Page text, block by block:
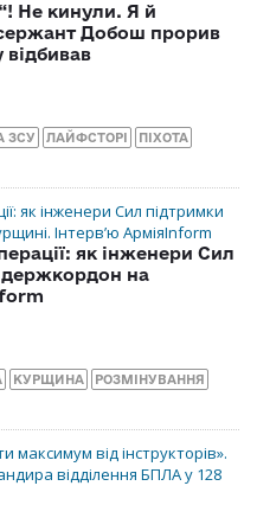
Не кинули. Я й
Добош прорив
ЗСУ ЛАЙФСТОРІ ПІХОТА
як інженери Сил
на
КУРЩИНА РОЗМІНУВАННЯ